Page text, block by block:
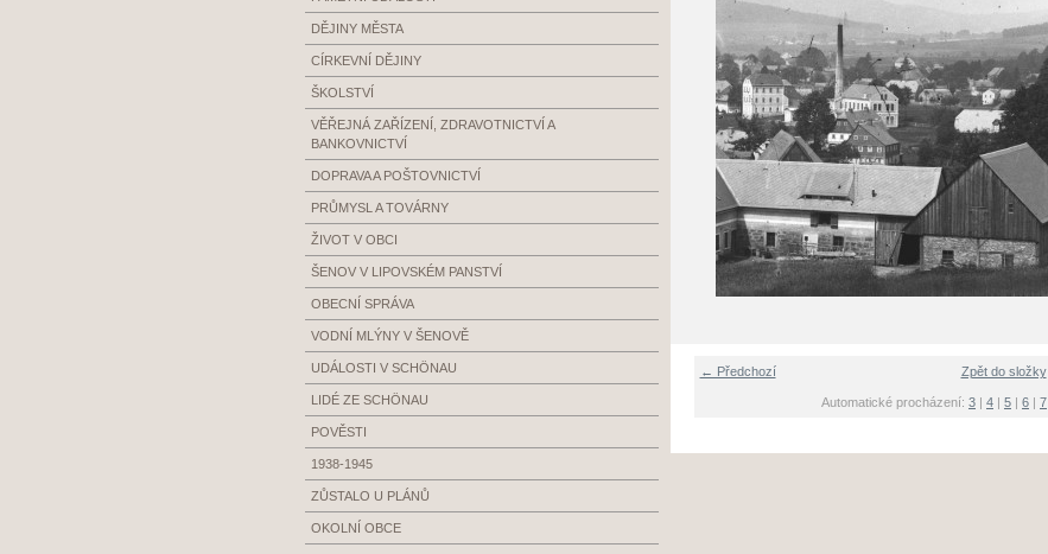
← Předchozí Zpět do složky
Automatické procházení: 3 | 4 | 5 | 6 | 7
DĚJINY MĚSTA
CÍRKEVNÍ DĚJINY
ŠKOLSTVÍ
VĚŘEJNÁ ZAŘÍZENÍ, ZDRAVOTNICTVÍ A
BANKOVNICTVÍ
DOPRAVA A POŠTOVNICTVÍ
PRŮMYSL A TOVÁRNY
ŽIVOT V OBCI
ŠENOV V LIPOVSKÉM PANSTVÍ
OBECNÍ SPRÁVA
VODNÍ MLÝNY V ŠENOVĚ
UDÁLOSTI V SCHÖNAU
LIDÉ ZE SCHÖNAU
POVĚSTI
1938-1945
ZŮSTALO U PLÁNŮ
OKOLNÍ OBCE